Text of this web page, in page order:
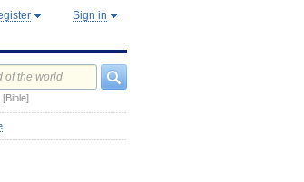
Sign in